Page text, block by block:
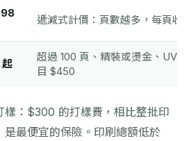
遞減式計價：頁數越多，每頁收
超過 100 頁、精裝或燙金、UV
目 $450
樣：$300 的打樣費，相比整批印
是最便宜的保險。印刷總額低於